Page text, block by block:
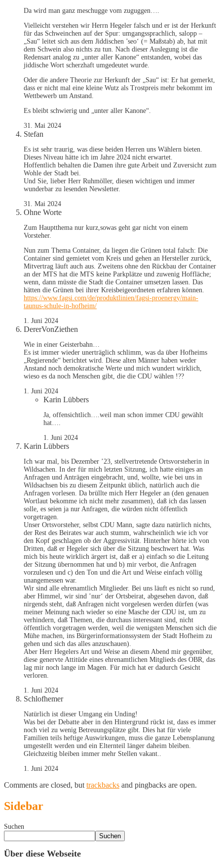
Da wird man ganz meschugge vom zuguggen….
Vielleicht verstehen wir Herrn Hegeler falsch und er ist der Herkunft
für das Schweinchen auf der Spur: umgangssprachlich, salopp –
„Sau“ leitet sich aus dem Jiddischen ’seo‘ (= Maßstab) ab, hat mit
dem Schwein also nichts zu tun. Nach dieser Auslegung ist die
Redensart analog zu „unter aller Kanone“ entstanden, wobei das
jiddische Wort scherzhaft umgedeutet wurde.
Oder die andere Theorie zur Herkunft der „Sau“ ist: Er hat gemerkt,
dass er nicht mal eine kleine Wutz als Trostpreis mehr bekommt im
Wettbewerb um Anstand.
Es bleibt schwierig und „unter aller Kanone“.
31. Mai 2024
Stefan
Es ist sehr traurig, was diese beiden Herren uns Wählern bieten.
Dieses Niveau hätte ich im Jahre 2024 nicht erwartet.
Hoffentlich behalten die Damen ihre gute Arbeit und Zuversicht zum
Wohle der Stadt bei.
Und Sie, lieber Herr Ruhmöller, diesen wichtigen und immer
wunderbar zu lesenden Newsletter.
31. Mai 2024
Ohne Worte
Zum Hauptthema nur kurz,sowas geht gar nicht von einem
Vorsteher.
Nun zum Thema Container, da liegen die Grünen total falsch: Die
Container sind gemietet vom Kreis und gehen an Hersteller zurück,
Mitvertrag läuft auch aus. Zweitens ohne den Rückbau der Container
an der MTS hat die MTS keine Parkplätze und zuwenig Hoffläche;
wenn, dann müsste die Stadt die Container umsetzen lassen. Das
hätten die Grünen bei ihrer Kreisbeigeordneten erfahren können.
https://www.fagsi.com/de/produktlinien/fagsi-proenergy/main-
taunus-schule-in-hofheim/
1. Juni 2024
DererVonZiethen
Wie in einer Geisterbahn…
Es ist immer wieder unerträglich schlimm, was da über Hofheims
„Regierende“ berichtet wird. Diese alten Männer haben weder
Anstand noch demokratische Werte und mich wundert wirklich,
wieso es da noch Menschen gibt, die die CDU wählen !??
1. Juni 2024
Karin Lübbers
Ja, offensichtlich….weil man schon immer CDU gewählt
hat….
1. Juni 2024
Karin Lübbers
Ich war mal, bis Dezember ’23, stellvertretende Ortsvorsteherin in
Wildsachen. In der für mich letzten Sitzung, ich hatte einiges an
Anfragen und Anträgen eingebracht, und, wollte, wie bei uns in
Wildsachsen bis zu diesem Zeitpunkt üblich, natürlich auch die
Anfragen vorlesen. Da brüllte mich Herr Hegeler an (den genauen
Wortlaut bekomme ich nicht mehr zusammen), daß ich das lassen
solle, es seien ja nur Anfragen, die würden nicht öffentlich
vorgetragen.
Unser Ortsvorsteher, selbst CDU Mann, sagte dazu natürlich nichts,
der Rest des Beirates war auch stumm, wahrscheinlich wie ich vor
den Kopf geschlagen ob der Aggressivität. Hinterher hörte ich von
Dritten, daß er Hegeler sich über die Sitzung beschwert hat. Was
mich bis heute wirklich ärgert ist, daß er a) einfach so die Leitung
der Sitzung übernommen hat und b) mir verbot, die Anfragen
vorzulesen und c) den Ton und die Art und Weise einfach völlig
unangemessen war.
Wir sind alle ehrenamtlich Mitglieder. Bei uns läuft es nicht so rund,
aber Himmel, wir sind ’nur‘ der Ortsbeirat, abgesehen davon, daß
nirgends steht, daß Anfragen nicht vorgelesen werden dürfen (was
meiner Meinung nach wieder so eine Masche der CDU ist, um zu
verhindern, daß Themen, die durchaus interessant sind, nicht
öffentlich vorgetragen werden, weil die wenigsten Menschen sich die
Mühe machen, ins Bürgerinformationssystem der Stadt Hofheim zu
gehen und sich das alles anzuschauen).
Aber Herr Hegelers Art und Weise an diesem Abend mir gegenüber,
diese genervte Attitüde eines ehrenamtlichen Mitglieds des OBR, das
lag mir noch lange im Magen. Für mich hat er dadurch Gesicht
verloren.
1. Juni 2024
Schlofhemer
Natürlich ist dieser Umgang ein Unding!
Was bei der Debatte aber in den Hintergrund rückt ist, dass es immer
noch viel zu wenig Betreuungsplätze gibt. Dies hat für viele
Familien teils heftige Auswirkungen, muss die ganze Lebensplanung
umgestellt werden und ein Elternteil länger daheim bleiben.
Gleichzeitig bleiben immer mehr Stellen vakant..
1. Juni 2024
Comments are closed, but trackbacks and pingbacks are open.
Sidebar
Suchen
Suchen
Über diese Webseite